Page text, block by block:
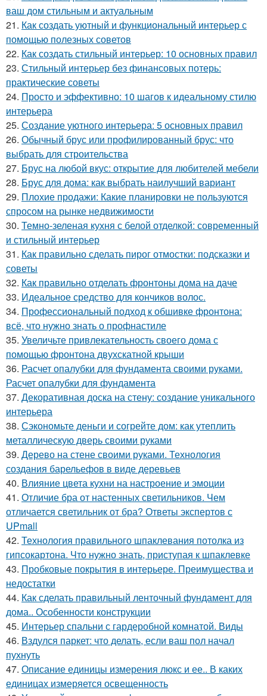
ваш дом стильным и актуальным
21. Как создать уютный и функциональный интерьер с
помощью полезных советов
22. Как создать стильный интерьер: 10 основных правил
23. Стильный интерьер без финансовых потерь:
практические советы
24. Просто и эффективно: 10 шагов к идеальному стилю
интерьера
25. Создание уютного интерьера: 5 основных правил
26. Обычный брус или профилированный брус: что
выбрать для строительства
27. Брус на любой вкус: открытие для любителей мебели
28. Брус для дома: как выбрать наилучший вариант
29. Плохие продажи: Какие планировки не пользуются
спросом на рынке недвижимости
30. Темно-зеленая кухня с белой отделкой: современный
и стильный интерьер
31. Как правильно сделать пирог отмостки: подсказки и
советы
32. Как правильно отделать фронтоны дома на даче
33. Идеальное средство для кончиков волос.
34. Профессиональный подход к обшивке фронтона:
всё, что нужно знать о профнастиле
35. Увеличьте привлекательность своего дома с
помощью фронтона двухскатной крыши
36. Расчет опалубки для фундамента своими руками.
Расчет опалубки для фундамента
37. Декоративная доска на стену: создание уникального
интерьера
38. Сэкономьте деньги и согрейте дом: как утеплить
металлическую дверь своими руками
39. Дерево на стене своими руками. Технология
создания барельефов в виде деревьев
40. Влияние цвета кухни на настроение и эмоции
41. Отличие бра от настенных светильников. Чем
отличается светильник от бра? Ответы экспертов с
UPmall
42. Технология правильного шпаклевания потолка из
гипсокартона. Что нужно знать, приступая к шпаклевке
43. Пробковые покрытия в интерьере. Преимущества и
недостатки
44. Как сделать правильный ленточный фундамент для
дома.. Особенности конструкции
45. Интерьер спальни с гардеробной комнатой. Виды
46. Вздулся паркет: что делать, если ваш пол начал
пухнуть
47. Описание единицы измерения люкс и ее.. В каких
единицах измеряется освещенность